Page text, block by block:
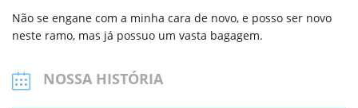
Não se engane com a minha cara de novo, e posso ser novo
neste ramo, mas já possuo um vasta bagagem.
NOSSA HISTÓRIA